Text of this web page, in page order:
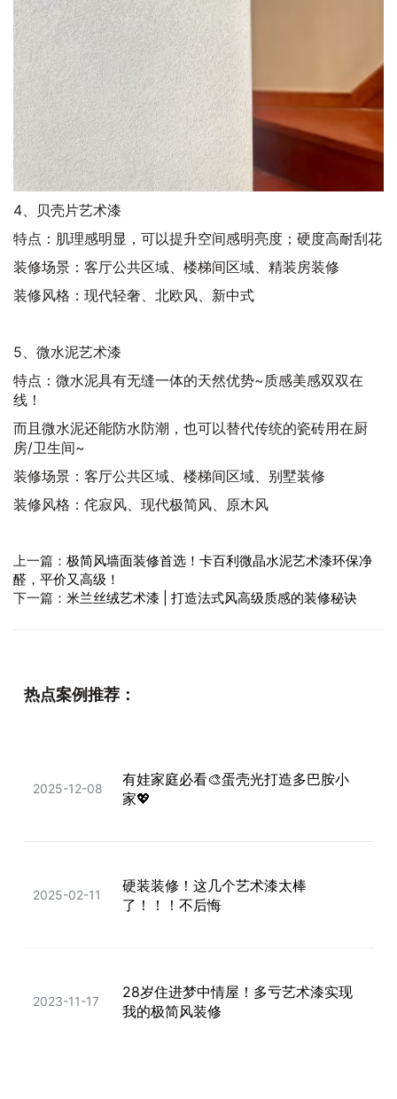
4、贝壳片艺术漆
特点：肌理感明显，可以提升空间感明亮度；硬度高耐刮花
装修场景：客厅公共区域、楼梯间区域、精装房装修
装修风格：现代轻奢、北欧风、新中式
5、微水泥艺术漆
特点：微水泥具有无缝一体的天然优势~质感美感双双在
线！
而且微水泥还能防水防潮，也可以替代传统的瓷砖用在厨
房/卫生间~
装修场景：客厅公共区域、楼梯间区域、别墅装修
装修风格：侘寂风、现代极简风、原木风
上一篇： 极简风墙面装修首选！卡百利微晶水泥艺术漆环保净
醛，平价又高级！
下一篇： 米兰丝绒艺术漆 | 打造法式风高级质感的装修秘诀
热点案例推荐：
2025-12-08
有娃家庭必看🎨蛋壳光打造多巴胺小
家💖
2025-02-11
硬装装修！这几个艺术漆太棒
了！！！不后悔
2023-11-17
28岁住进梦中情屋！多亏艺术漆实现
我的极简风装修